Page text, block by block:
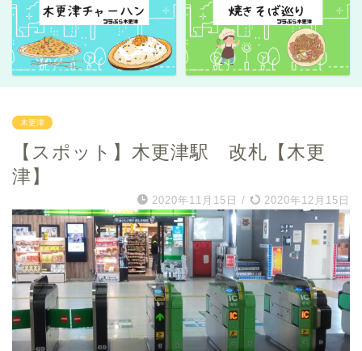
木更津
【スポット】木更津駅 改札【木更
津】
2020年11月15日 / 2020年12月15日